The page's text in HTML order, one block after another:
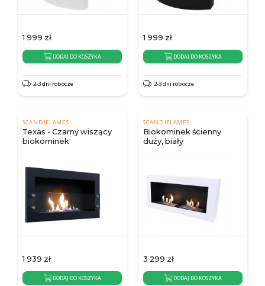
1 999 zł
DODAJ DO KOSZYKA
2-3 dni robocze
1 999 zł
DODAJ DO KOSZYKA
2-3 dni robocze
SCANDIFLAMES
Texas - Czarny wiszący
biokominek
1 939 zł
DODAJ DO KOSZYKA
SCANDIFLAMES
Biokominek ścienny
duży, biały
3 299 zł
DODAJ DO KOSZYKA